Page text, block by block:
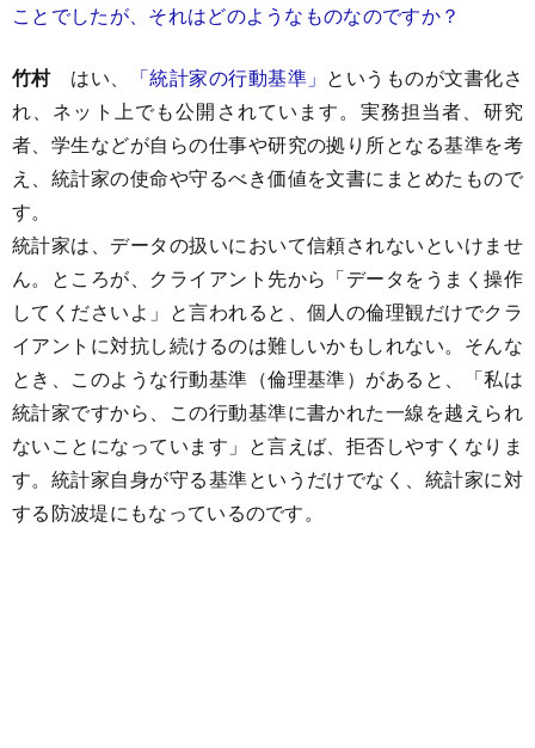
ことでしたが、それはどのようなものなのですか？
竹村はい、 「統計家の行動基準」 というものが文書化さ
れ、ネット上でも公開されています。実務担当者、研究
者、学生などが自らの仕事や研究の拠り所となる基準を考
え、統計家の使命や守るべき価値を文書にまとめたもので
す。
統計家は、データの扱いにおいて信頼されないといけませ
ん。ところが、クライアント先から「データをうまく操作
してくださいよ」と言われると、個人の倫理観だけでクラ
イアントに対抗し続けるのは難しいかもしれない。そんな
とき、このような行動基準（倫理基準）があると、「私は
統計家ですから、この行動基準に書かれた一線を越えられ
ないことになっています」と言えば、拒否しやすくなりま
す。統計家自身が守る基準というだけでなく、統計家に対
する防波堤にもなっているのです。